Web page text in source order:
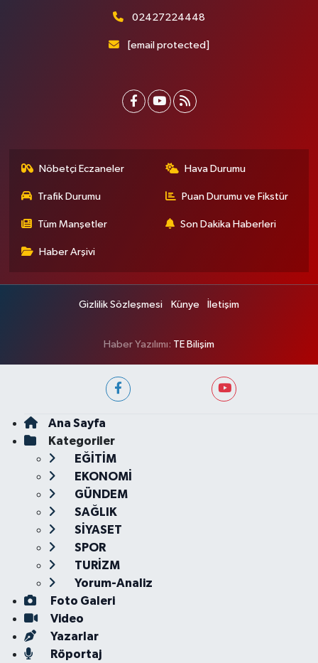
02427224448
[email protected]
Nöbetçi Eczaneler Hava Durumu
Trafik Durumu Puan Durumu ve Fikstür
Tüm Manşetler Son Dakika Haberleri
Haber Arşivi
Gizlilik Sözleşmesi Künye İletişim
Haber Yazılımı: TE Bilişim
Ana Sayfa
Kategoriler
EĞİTİM
EKONOMİ
GÜNDEM
SAĞLIK
SİYASET
SPOR
TURİZM
Yorum-Analiz
Foto Galeri
Video
Yazarlar
Röportaj